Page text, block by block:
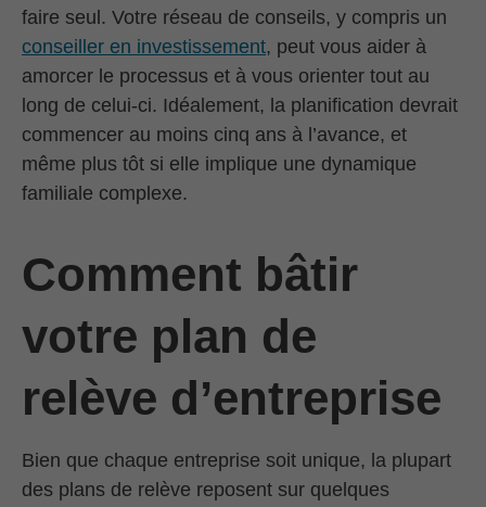
faire seul. Votre réseau de conseils, y compris un
conseiller en investissement, peut vous aider à
amorcer le processus et à vous orienter tout au
long de celui-ci. Idéalement, la planification devrait
commencer au moins cinq ans à l’avance, et
même plus tôt si elle implique une dynamique
familiale complexe.
Comment bâtir
votre plan de
relève d’entreprise
Bien que chaque entreprise soit unique, la plupart
des plans de relève reposent sur quelques